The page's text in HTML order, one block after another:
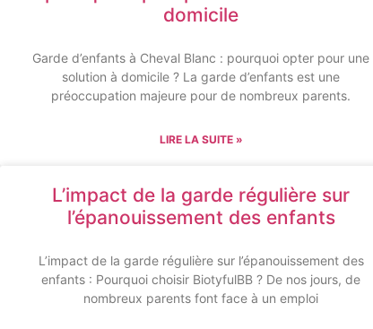
domicile
Garde d’enfants à Cheval Blanc : pourquoi opter pour une
solution à domicile ? La garde d’enfants est une
préoccupation majeure pour de nombreux parents.
LIRE LA SUITE »
L’impact de la garde régulière sur
l’épanouissement des enfants
L’impact de la garde régulière sur l’épanouissement des
enfants : Pourquoi choisir BiotyfulBB ? De nos jours, de
nombreux parents font face à un emploi